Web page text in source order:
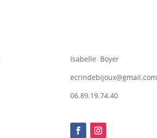
Isabelle Boyer
ecrindebijoux@gmail.com
06.89.19.74.40